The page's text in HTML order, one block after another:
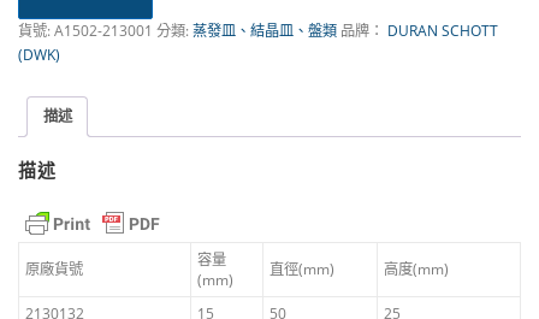
貨號:A1502-213001 分類:蒸發皿、結晶皿、盤類 品牌： DURAN SCHOTT
(DWK)
描述
描述
原廠貨號
容量
(mm)
直徑(mm) 高度(mm)
2130132 15 50
25